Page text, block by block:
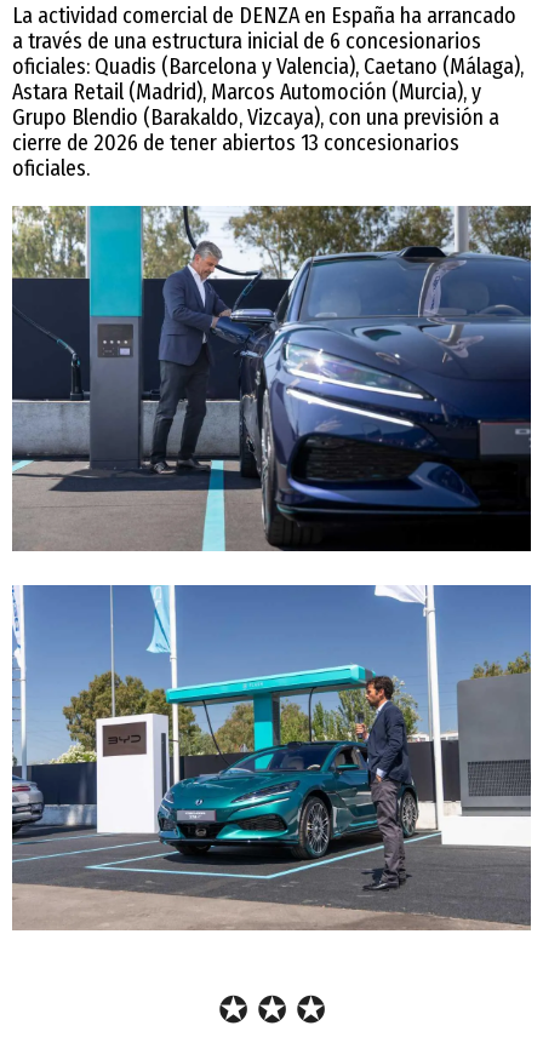
La actividad comercial de DENZA en España ha arrancado
a través de una estructura inicial de 6 concesionarios
oficiales: Quadis (Barcelona y Valencia), Caetano (Málaga),
Astara Retail (Madrid), Marcos Automoción (Murcia), y
Grupo Blendio (Barakaldo, Vizcaya), con una previsión a
cierre de 2026 de tener abiertos 13 concesionarios
oficiales.
✪ ✪ ✪